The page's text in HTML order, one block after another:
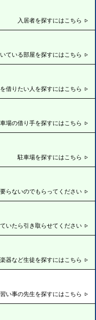
入居者を探すにはこちら
ている部屋を探すにはこちら
借りたい人を探すにはこちら
場の借り手を探すにはこちら
駐車場を探すにはこちら
要らないのでもらってください
いたら引き取らせてください
器など生徒を探すにはこちら
習い事の先生を探すにはこちら